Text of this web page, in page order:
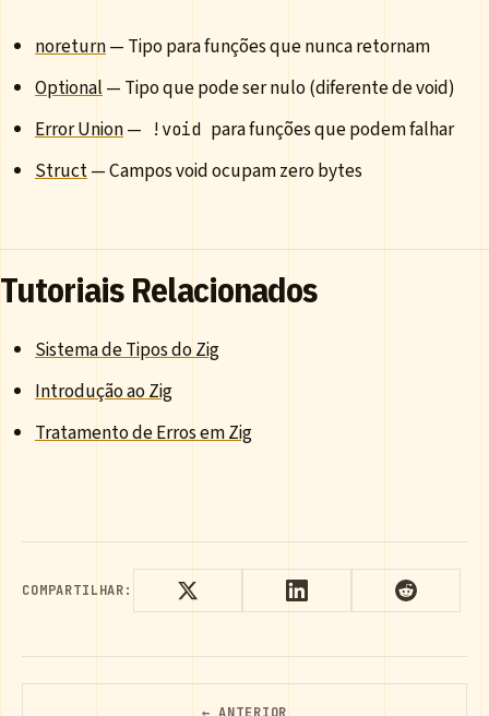
noreturn— Tipo para funções que nunca retornam
Optional— Tipo que pode ser nulo (diferente de void)
Error Union— !void para funções que podem falhar
Struct— Campos void ocupam zero bytes
Tutoriais Relacionados
Sistema de Tipos do Zig
Introdução ao Zig
Tratamento de Erros em Zig
COMPARTILHAR:
← ANTERIOR